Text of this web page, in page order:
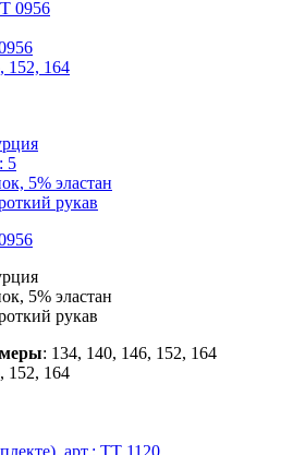
152, 164
5
5% эластан
рукав
5% эластан
рукав
: 134, 140, 146, 152, 164
152, 164